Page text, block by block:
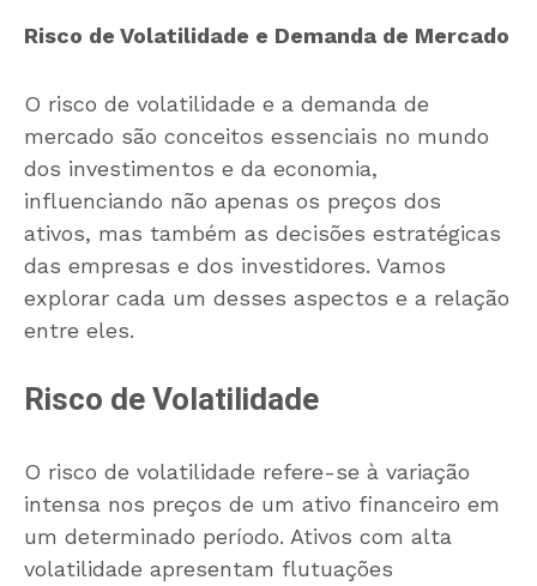
Risco de Volatilidade e Demanda de Mercado
O risco de volatilidade e a demanda de
mercado são conceitos essenciais no mundo
dos investimentos e da economia,
influenciando não apenas os preços dos
ativos, mas também as decisões estratégicas
das empresas e dos investidores. Vamos
explorar cada um desses aspectos e a relação
entre eles.
Risco de Volatilidade
O risco de volatilidade refere-se à variação
intensa nos preços de um ativo financeiro em
um determinado período. Ativos com alta
volatilidade apresentam flutuações